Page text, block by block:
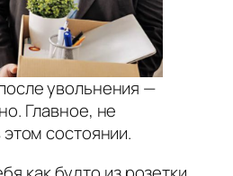
увольнения —
Главное, не
состоянии.